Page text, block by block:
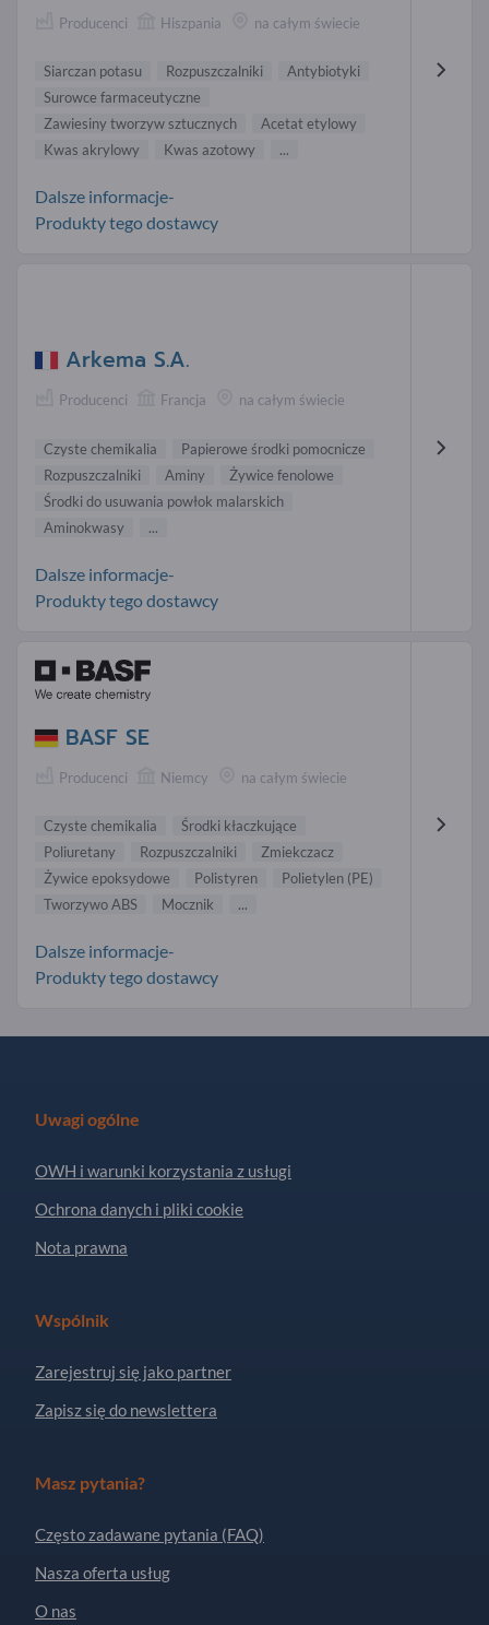
Producenci Hiszpania na całym świecie
Siarczan potasu Rozpuszczalniki
Antybiotyki
Surowce farmaceutyczne
Zawiesiny tworzyw sztucznych
Acetat etylowy
Kwas akrylowy
Kwas azotowy ...
Dalsze informacje-
Produkty tego dostawcy
Arkema S.A.
Producenci Francja na całym świecie
Czyste chemikalia
Papierowe środki pomocnicze
Rozpuszczalniki
Aminy
Żywice fenolowe
Środki do usuwania powłok malarskich
Aminokwasy
...
Dalsze informacje-
Produkty tego dostawcy
BASF SE
Producenci Niemcy na całym świecie
Czyste chemikalia
Środki kłaczkujące
Poliuretany
Rozpuszczalniki
Zmiekczacz
Żywice epoksydowe
Polistyren
Polietylen (PE)
Tworzywo ABS
Mocznik ...
Dalsze informacje-
Produkty tego dostawcy
Uwagi ogólne
OWH i warunki korzystania z usługi
Ochrona danych i pliki cookie
Nota prawna
Wspólnik
Zarejestruj się jako partner
Zapisz się do newslettera
Masz pytania?
Często zadawane pytania (FAQ)
Nasza oferta usług
O nas